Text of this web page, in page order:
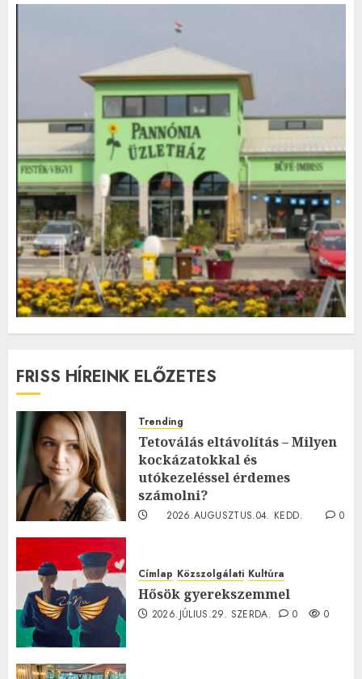
FRISS HÍREINK ELŐZETES
Trending
Tetoválás eltávolítás – Milyen
kockázatokkal és
utókezeléssel érdemes
számolni?
2026.AUGUSZTUS.04. KEDD.
0
Címlap Közszolgálati Kultúra
Hősök gyerekszemmel
2026.JÚLIUS.29. SZERDA. 0 0